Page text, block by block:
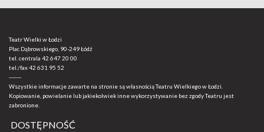
Teatr Wielki w Łodzi
Plac Dąbrowskiego, 90-249 Łódź
tel. centrala 42 647 20 00
tel./fax42 631 95 52
-------
Wszystkie informacje zawarte na stronie są własnością Teatru Wielkiego w Łodzi.
Kopiowanie, powielanie lub jakiekolwiek inne wykorzystywanie bez zgody Teatru jest
zabronione.
DOSTĘPNOŚĆ